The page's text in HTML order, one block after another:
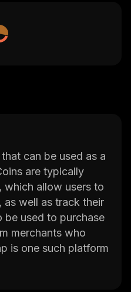
can be used as a
are typically
which allow users to
as well as track their
be used to purchase
merchants who
is one such platform
sell, and trade coins.